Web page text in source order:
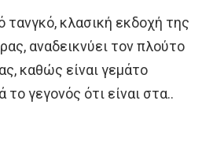
τανγκό, κλασική εκδοχή της
αναδεικνύει τον πλούτο
καθώς είναι γεμάτο
το γεγονός ότι είναι στα..